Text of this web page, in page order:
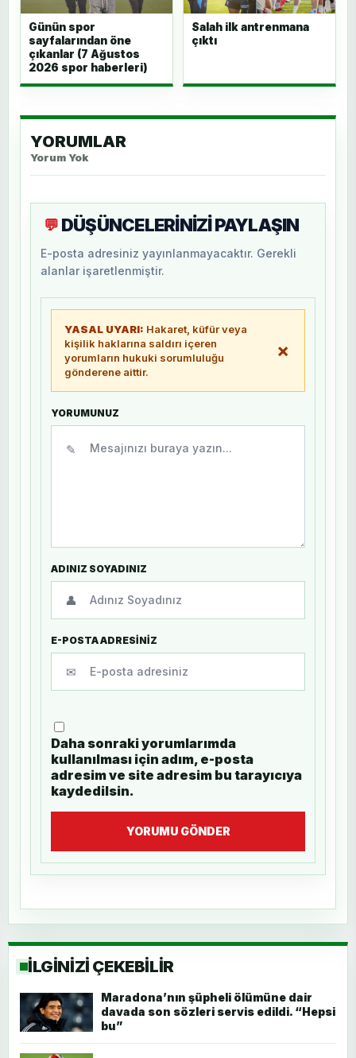
Günün spor
sayfalarından öne
çıkanlar (7 Ağustos
2026 spor haberleri)
Salah ilk antrenmana
çıktı
YORUMLAR
Yorum Yok
💬 DÜŞÜNCELERİNİZİ PAYLAŞIN
E-posta adresiniz yayınlanmayacaktır. Gerekli
alanlar işaretlenmiştir.
YASAL UYARI: Hakaret, küfür veya
kişilik haklarına saldırı içeren
yorumların hukuki sorumluluğu
gönderene aittir.
×
YORUMUNUZ
✎
ADINIZ SOYADINIZ
👤
E-POSTA ADRESİNİZ
✉
Daha sonraki yorumlarımda
kullanılması için adım, e-posta
adresim ve site adresim bu tarayıcıya
kaydedilsin.
YORUMU GÖNDER
İLGİNİZİ ÇEKEBİLİR
Maradona’nın şüpheli ölümüne dair
davada son sözleri servis edildi. “Hepsi
bu”